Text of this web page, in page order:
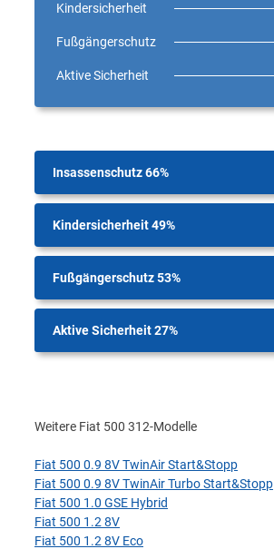
Kindersicherheit
Fußgängerschutz
Aktive Sicherheit
Insassenschutz 66%
Kindersicherheit 49%
Fußgängerschutz 53%
Aktive Sicherheit 27%
Weitere Fiat 500 312-Modelle
Fiat 500 0.9 8V TwinAir Start&Stopp
Fiat 500 0.9 8V TwinAir Turbo Start&Stopp
Fiat 500 1.0 GSE Hybrid
Fiat 500 1.2 8V
Fiat 500 1.2 8V Eco